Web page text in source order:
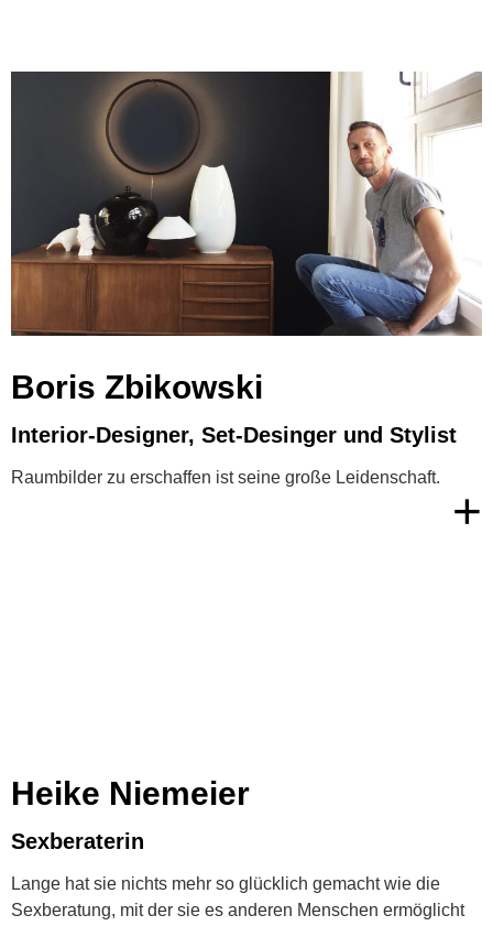
Boris Zbikowski
Interior-Designer, Set-Desinger und Stylist
Raumbilder zu erschaffen ist seine große Leidenschaft.
+
Heike Niemeier
Sexberaterin
Lange hat sie nichts mehr so glücklich gemacht wie die
Sexberatung, mit der sie es anderen Menschen ermöglicht